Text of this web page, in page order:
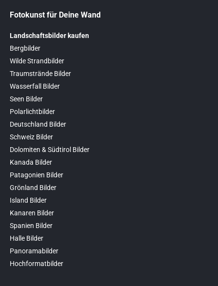
Fotokunst für Deine Wand
Landschaftsbilder kaufen
Bergbilder
Wilde Strandbilder
Traumstrände Bilder
Wasserfall Bilder
Seen Bilder
Polarlichtbilder
Deutschland Bilder
Schweiz Bilder
Dolomiten & Südtirol Bilder
Kanada Bilder
Patagonien Bilder
Grönland Bilder
Island Bilder
Kanaren Bilder
Spanien Bilder
Halle Bilder
Panoramabilder
Hochformatbilder